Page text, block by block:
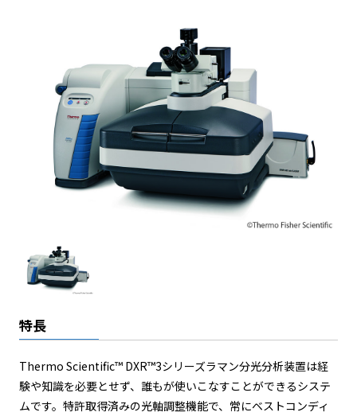
特長
Thermo Scientific™ DXR™3シリーズラマン分光分析装置は経
験や知識を必要とせず、誰もが使いこなすことができるシステ
ムです。特許取得済みの光軸調整機能で、常にベストコンディ